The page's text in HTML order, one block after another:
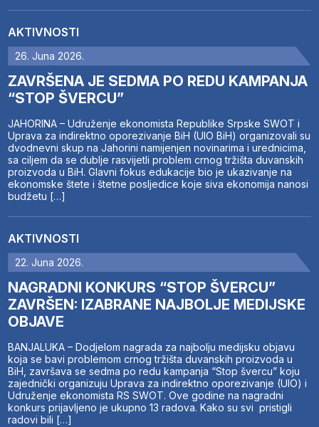
AKTIVNOSTI
26. Juna 2026.
ZAVRŠENA JE SEDMA PO REDU KAMPANJA
“STOP ŠVERCU”
JAHORINA – Udruženje ekonomista Republike Srpske SWOT i
Uprava za indirektno oporezivanje BiH (UIO BiH) organizovali su
dvodnevni skup na Jahorini namijenjen novinarima i urednicima,
sa ciljem da se dublje rasvijetli problem crnog tržišta duvanskih
proizvoda u BiH. Glavni fokus edukacije bio je ukazivanje na
ekonomske štete i štetne posljedice koje siva ekonomija nanosi
budžetu […]
AKTIVNOSTI
22. Juna 2026.
NAGRADNI KONKURS “STOP ŠVERCU”
ZAVRŠEN: IZABRANE NAJBOLJE MEDIJSKE
OBJAVE
BANJALUKA – Dodjelom nagrada za najbolju medijsku objavu
koja se bavi problemom crnog tržišta duvanskih proizvoda u
BiH, završava se sedma po redu kampanja “Stop švercu” koju
zajednički organizuju Uprava za indirektno oporezivanje (UIO) i
Udruženje ekonomista RS SWOT. Ove godine na nagradni
konkurs prijavljeno je ukupno 13 radova. Kako su svi pristigli
radovi bili […]